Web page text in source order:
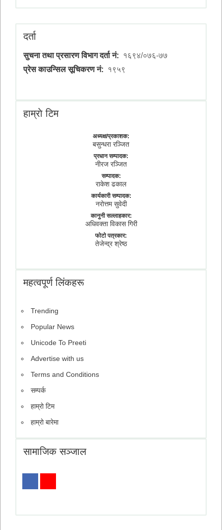
दर्ता
सुचना तथा प्रसारण विभाग दर्ता नं:
१६९४/०७६-७७
प्रेस काउन्सिल सूचिकरण नं:
१९५९
हाम्राे टिम
अध्यक्ष/प्रकाशक:
बसुन्धरा रञ्जित
प्रधान सम्पादक:
नीरज रञ्जित
सम्पादक:
राकेश ढकाल
कार्यकारी सम्पादक:
नराेत्तम सुवेदी
कानुनी सल्लाहकार:
अधिवक्ता विकास गिरी
फाेटाे पत्रकार:
तेजेन्द्र श्रेष्ठ
महत्वपूर्ण लिंकहरू
Trending
Popular News
Unicode To Preeti
Advertise with us
Terms and Conditions
सम्पर्क
हाम्रो टिम
हाम्रो बारेमा
सामाजिक सञ्जाल